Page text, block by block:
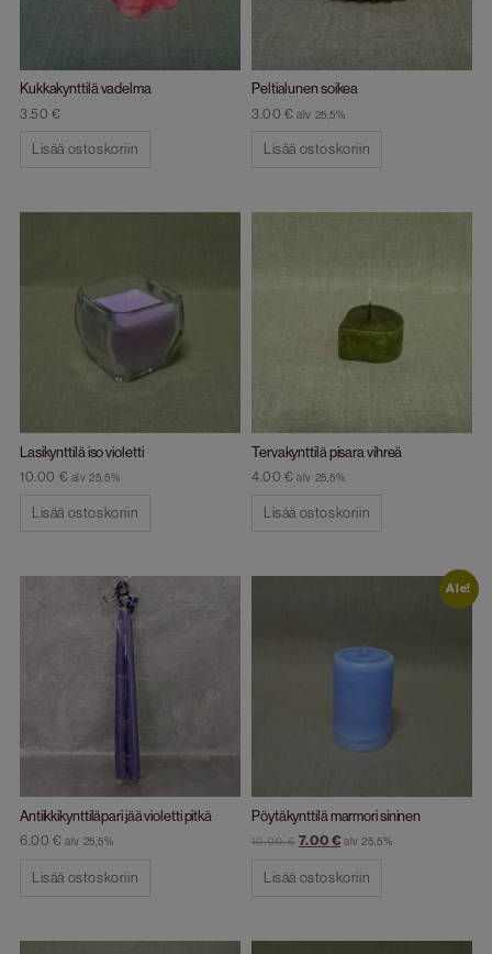
Kukkakynttilä vadelma
3.50 €
Lisää ostoskoriin
Peltialunen soikea
3.00 € alv 25,5%
Lisää ostoskoriin
Lasikynttilä iso violetti
10.00 € alv 25,5%
Lisää ostoskoriin
Tervakynttilä pisara vihreä
4.00 € alv 25,5%
Lisää ostoskoriin
Antiikkikynttiläpari jää violetti pitkä
6.00 € alv 25,5%
Lisää ostoskoriin
Ale!
Pöytäkynttilä marmori sininen
10.00€ 7.00 € alv 25,5%
Lisää ostoskoriin